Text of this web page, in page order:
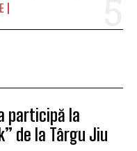
participă la
de la Târgu Jiu